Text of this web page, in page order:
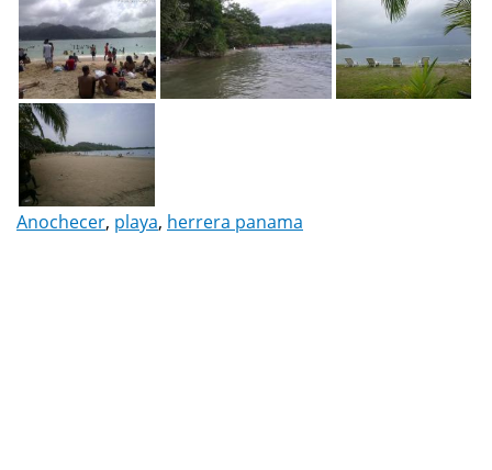
Anochecer, playa, herrera panama